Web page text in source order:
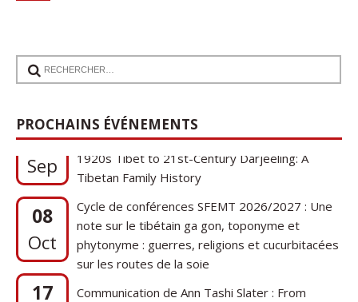
PROCHAINS ÉVÉNEMENTS
17
Sep
Communication de Ann Tashi Slater : From
1920s Tibet to 21st-Century Darjeeling: A
Tibetan Family History
08
Oct
Cycle de conférences SFEMT 2026/2027 : Une
note sur le tibétain ga gon, toponyme et
phytonyme : guerres, religions et cucurbitacées
sur les routes de la soie
17
Sep
Communication de Ann Tashi Slater : From
1920s Tibet to 21st-Century Darjeeling: A